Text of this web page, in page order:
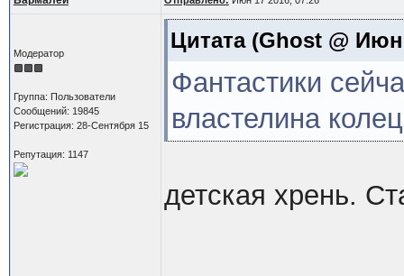
Модератор
Группа: Пользователи
Сообщений: 19845
Регистрация: 28-Сентября 15
Репутация: 1147
Цитата(Ghost @ Июн
Фантастики
властелина
детская хрень.